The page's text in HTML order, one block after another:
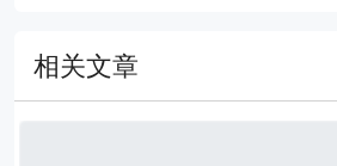
相关文章